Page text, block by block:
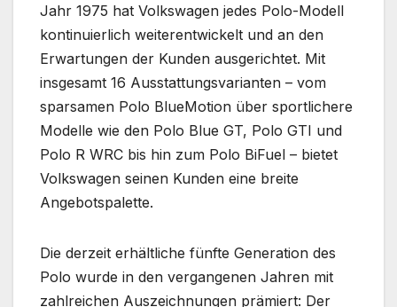
Jahr 1975 hat Volkswagen jedes Polo-Modell
kontinuierlich weiterentwickelt und an den
Erwartungen der Kunden ausgerichtet. Mit
insgesamt 16 Ausstattungsvarianten – vom
sparsamen Polo BlueMotion über sportlichere
Modelle wie den Polo Blue GT, Polo GTI und
Polo R WRC bis hin zum Polo BiFuel – bietet
Volkswagen seinen Kunden eine breite
Angebotspalette.
Die derzeit erhältliche fünfte Generation des
Polo wurde in den vergangenen Jahren mit
zahlreichen Auszeichnungen prämiert: Der